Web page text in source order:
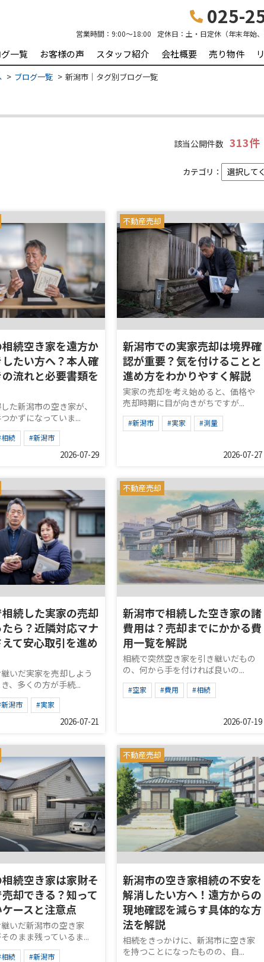
025-
営業時間： 9:00～18:00 定休日： 土・日定休（年末年始
一覧 お客様の声 スタッフ紹介 会社概要 売り物件
ブログ一覧 新潟市｜タグ別ブログ一覧
該当公開件数 313件
カテゴリ：
続空き家を遠方か
たい方へ？本人確
流れと必要書類を
た新潟市の空き家が、
かずになっていま...
続 #新潟市
2026-07-29
不動産売却
新潟市での実家売却は境界確
認が重要？気を付けることと
進め方をわかりやすく解説
実家の売却を考え始めると、価格や
売却時期に目が向きがちですが...
#新潟市 #実家 #測量
2026-07-27
続した実家の売却
ら？近隣対応マナ
て安心取引を進め
いだ実家を売却しよう
、多くの方が手続...
潟市 #実家
2026-07-21
不動産売却
新潟市で相続した空き家の諸
費用は？売却までにかかる費
用一覧を解説
相続で突然空き家を引き継いだもの
の、何から手を付ければ良いの...
#空家 #費用 #相続
2026-07-19
続空き家は家財そ
却できる？知って
ースと注意点
いだ新潟市の空き家
のまま残っているま...
続 #新潟市
不動産売却
新潟市の空き家相続の不安を
解消したい方へ！遠方からの
現地確認を減らす具体的な方
法を解説
相続をきっかけに、新潟市に空き家
を持つことになったものの、自...